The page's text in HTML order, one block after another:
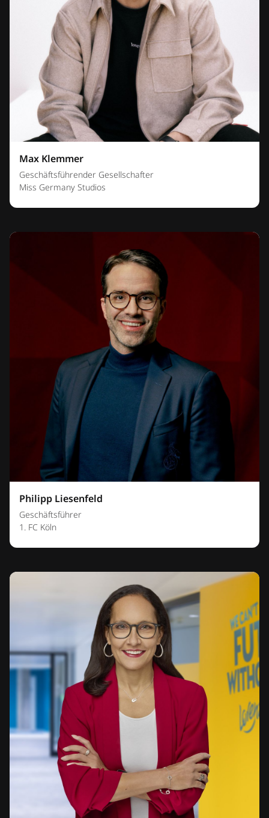
Max Klemmer
Geschäftsführender Gesellschafter
Miss Germany Studios
Philipp Liesenfeld
Geschäftsführer
1. FC Köln